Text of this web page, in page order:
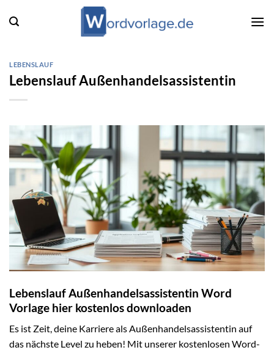
Inhalt
LEBENSLAUF
Lebenslauf Außenhandelsassistentin
Lebenslauf Außenhandelsassistentin Word
Vorlage hier kostenlos downloaden
Es ist Zeit, deine Karriere als Außenhandelsassistentin auf
das nächste Level zu heben! Mit unserer kostenlosen Word-